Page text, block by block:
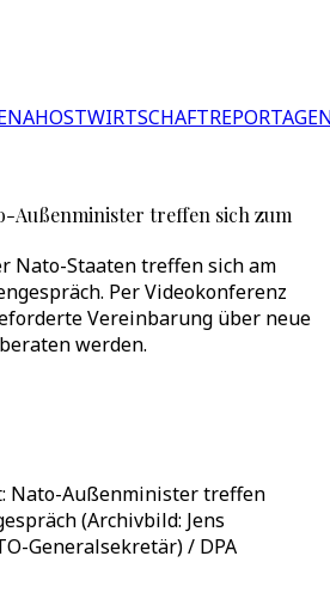
NAHOSTWIRTSCHAFT
Außenminister treffen sich zum
Nato-Staaten treffen sich am
Per Videokonferenz
Vereinbarung über neue
werden.
Nato-Außenminister treffen
(Archivbild: Jens
Generalsekretär) / DPA